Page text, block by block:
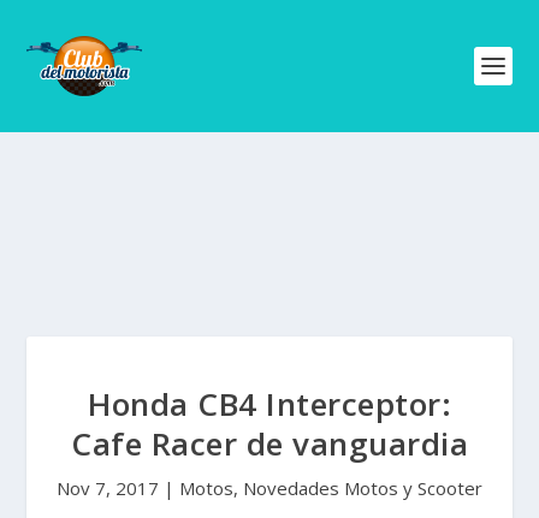
Honda CB4 Interceptor:
Cafe Racer de vanguardia
Nov 7, 2017 | Motos, Novedades Motos y Scooter